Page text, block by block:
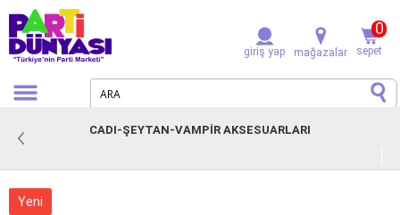
giriş yap mağazalar sepet
0
CADI-ŞEYTAN-VAMPIR AKSESUARLARI
Yeni